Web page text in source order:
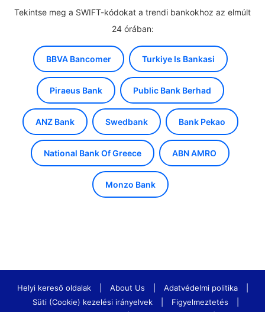
Tekintse meg a SWIFT-kódokat a trendi bankokhoz az elmúlt
24 órában:
BBVA Bancomer Turkiye Is Bankasi
Piraeus Bank Public Bank Berhad
ANZ Bank Swedbank Bank Pekao
National Bank Of Greece ABN AMRO
Monzo Bank
Helyi kereső oldalak About Us Adatvédelmi politika
Süti (Cookie) kezelési irányelvek
Figyelmeztetés